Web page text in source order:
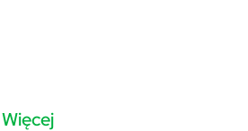
Więcej